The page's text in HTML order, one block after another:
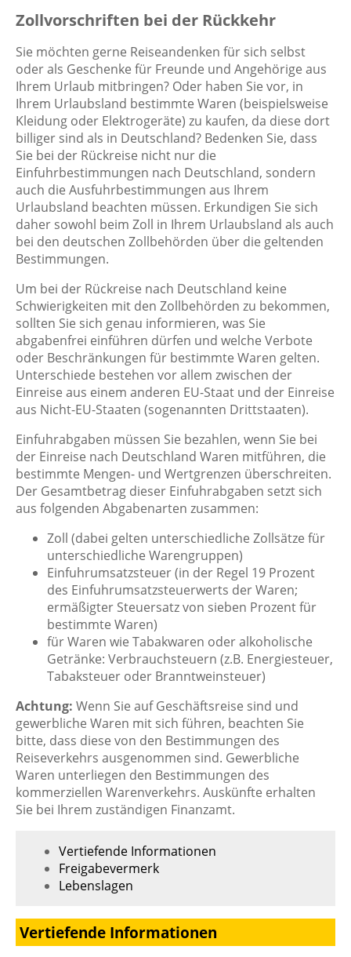
Zollvorschriften bei der Rückkehr
Sie möchten gerne Reiseandenken für sich selbst
oder als Geschenke für Freunde und Angehörige aus
Ihrem Urlaub mitbringen? Oder haben Sie vor, in
Ihrem Urlaubsland bestimmte Waren (beispielsweise
Kleidung oder Elektrogeräte) zu kaufen, da diese dort
billiger sind als in Deutschland? Bedenken Sie, dass
Sie bei der Rückreise nicht nur die
Einfuhrbestimmungen nach Deutschland, sondern
auch die Ausfuhrbestimmungen aus Ihrem
Urlaubsland beachten müssen. Erkundigen Sie sich
daher sowohl beim Zoll in Ihrem Urlaubsland als auch
bei den deutschen Zollbehörden über die geltenden
Bestimmungen.
Um bei der Rückreise nach Deutschland keine
Schwierigkeiten mit den Zollbehörden zu bekommen,
sollten Sie sich genau informieren, was Sie
abgabenfrei einführen dürfen und welche Verbote
oder Beschränkungen für bestimmte Waren gelten.
Unterschiede bestehen vor allem zwischen der
Einreise aus einem anderen EU-Staat und der Einreise
aus Nicht-EU-Staaten (sogenannten Drittstaaten).
Einfuhrabgaben müssen Sie bezahlen, wenn Sie bei
der Einreise nach Deutschland Waren mitführen, die
bestimmte Mengen- und Wertgrenzen überschreiten.
Der Gesamtbetrag dieser Einfuhrabgaben setzt sich
aus folgenden Abgabenarten zusammen:
Zoll (dabei gelten unterschiedliche Zollsätze für
unterschiedliche Warengruppen)
Einfuhrumsatzsteuer (in der Regel 19 Prozent
des Einfuhrumsatzsteuerwerts der Waren;
ermäßigter Steuersatz von sieben Prozent für
bestimmte Waren)
für Waren wie Tabakwaren oder alkoholische
Getränke: Verbrauchsteuern (z.B. Energiesteuer,
Tabaksteuer oder Branntweinsteuer)
Achtung: Wenn Sie auf Geschäftsreise sind und
gewerbliche Waren mit sich führen, beachten Sie
bitte, dass diese von den Bestimmungen des
Reiseverkehrs ausgenommen sind. Gewerbliche
Waren unterliegen den Bestimmungen des
kommerziellen Warenverkehrs. Auskünfte erhalten
Sie bei Ihrem zuständigen Finanzamt.
Vertiefende Informationen
Freigabevermerk
Lebenslagen
Vertiefende Informationen